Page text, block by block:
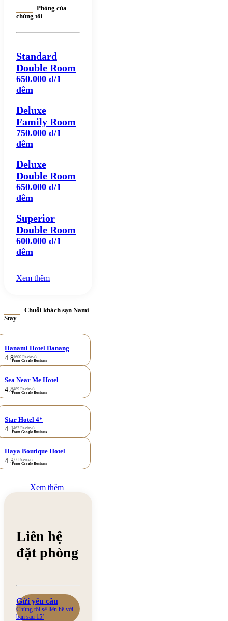
Phòng của
chúng tôi
Standard
Double Room
650.000 đ/1
đêm
Deluxe
Family Room
750.000 đ/1
đêm
Deluxe
Double Room
650.000 đ/1
đêm
Superior
Double Room
600.000 đ/1
đêm
Xem thêm
Chuỗi khách sạn Nami
Stay
Hanami Hotel Danang
4.8(1600 Review)
From Google Business
Sea Near Me Hotel
4.8(489 Review)
From Google Business
Star Hotel 4*
4.1(463 Review)
From Google Business
Haya Boutique Hotel
4.5(77 Review)
From Google Business
Xem thêm
Liên hệ
đặt phòng
Gửi yêu cầu
Chúng tôi sẽ liên hệ với
bạn sau 15’